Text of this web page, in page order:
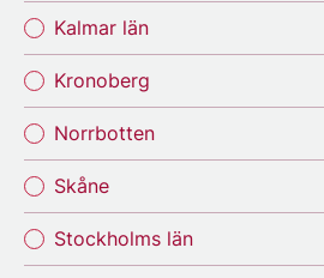
Kalmar län
Kronoberg
Norrbotten
Skåne
Stockholms län